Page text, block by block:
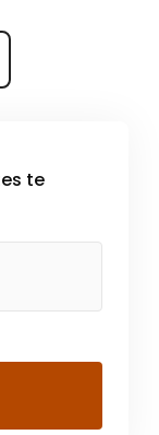
te